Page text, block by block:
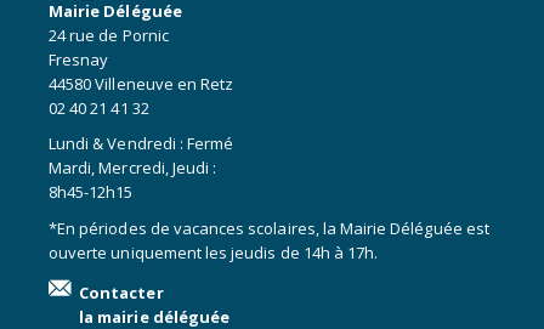
Mairie Déléguée
24 rue de Pornic
Fresnay
44580 Villeneuve en Retz
02 40 21 41 32
Lundi & Vendredi : Fermé
Mardi, Mercredi, Jeudi :
8h45-12h15
*En périodes de vacances scolaires, la Mairie Déléguée est
ouverte uniquement les jeudis de 14h à 17h.
Contacter
la mairie déléguée